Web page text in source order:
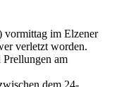
vormittag im Elzener
verletzt worden.
am
dem 24-